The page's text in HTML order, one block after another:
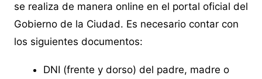
se realiza de manera online en el portal oficial del
Gobierno de la Ciudad. Es necesario contar con
los siguientes documentos:
DNI (frente y dorso) del padre, madre o